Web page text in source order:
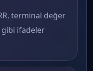
terminal değer
gibi ifadeler